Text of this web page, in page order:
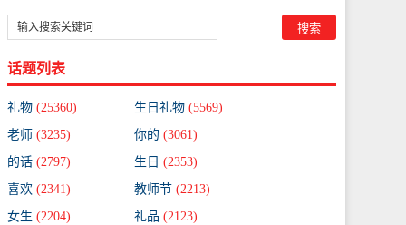
话题列表
礼物 (25360) 生日礼物 (5569)
老师 (3235) 你的 (3061)
的话 (2797) 生日 (2353)
喜欢 (2341) 教师节 (2213)
女生 (2204) 礼品 (2123)